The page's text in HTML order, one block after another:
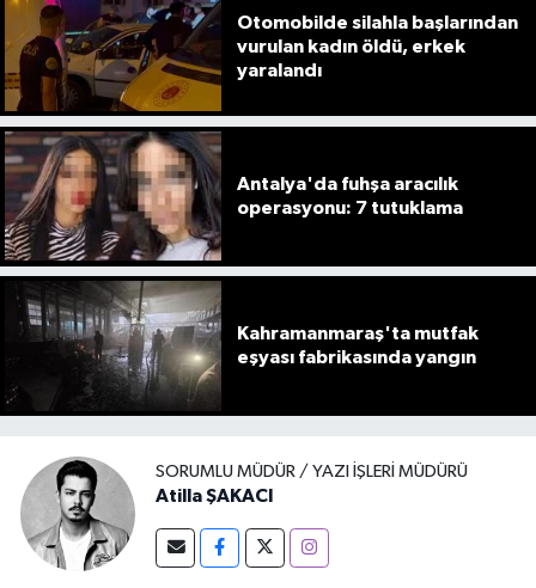
Otomobilde silahla başlarından
vurulan kadın öldü, erkek
yaralandı
Antalya'da fuhşa aracılık
operasyonu: 7 tutuklama
Kahramanmaraş'ta mutfak
eşyası fabrikasında yangın
SORUMLU MÜDÜR / YAZI İŞLERI MÜDÜRÜ
Atilla ŞAKACI